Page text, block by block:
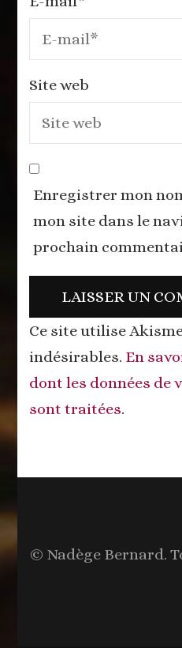
Site web
Enregistrer mon
mon site dans le
prochain
Ce site utilise
indésirables. En
dont les données de
sont traitées.
© Nadège Bernard.